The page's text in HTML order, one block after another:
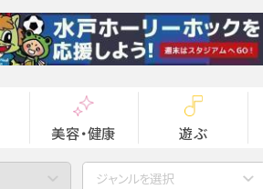
美容・健康 遊ぶ
ジャンルを選択